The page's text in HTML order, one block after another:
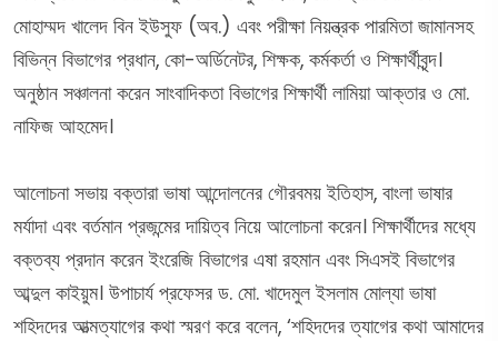
মোহাম্মদ খালেদ বিন ইউসুফ (অব.) এবং পরীক্ষা নিয়ন্ত্রক পারমিতা জামানসহ
বিভিন্ন বিভাগের প্রধান, কো-অর্ডিনেটর, শিক্ষক, কর্মকর্তা ও শিক্ষার্থীবৃন্দ।
অনুষ্ঠান সঞ্চালনা করেন সাংবাদিকতা বিভাগের শিক্ষার্থী লামিয়া আক্তার ও মো.
নাফিজ আহমেদ।
আলোচনা সভায় বক্তারা ভাষা আন্দোলনের গৌরবময় ইতিহাস, বাংলা ভাষার
মর্যাদা এবং বর্তমান প্রজন্মের দায়িত্ব নিয়ে আলোচনা করেন। শিক্ষার্থীদের মধ্যে
বক্তব্য প্রদান করেন ইংরেজি বিভাগের এষা রহমান এবং সিএসই বিভাগের
আব্দুল কাইয়ুম। উপাচার্য প্রফেসর ড. মো. খাদেমুল ইসলাম মোল্যা ভাষা
শহিদদের আত্মত্যাগের কথা স্মরণ করে বলেন, ‘শহিদদের ত্যাগের কথা আমাদের